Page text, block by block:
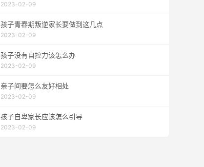
2023-02-09
孩子青春期叛逆家长要做到这几点
2023-02-09
孩子没有自控力该怎么办
2023-02-09
亲子间要怎么友好相处
2023-02-09
孩子自卑家长应该怎么引导
2023-02-09